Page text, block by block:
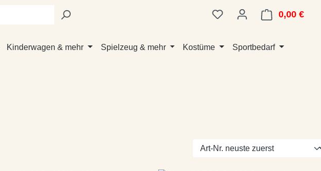
0,00 €
Kinderwagen & mehr Spielzeug & mehr Kostüme Sportbedarf